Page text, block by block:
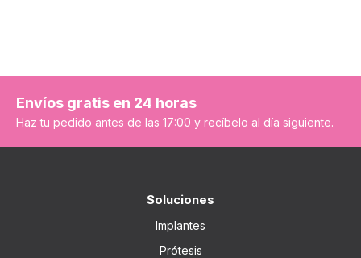
Envíos gratis en 24 horas
Haz tu pedido antes de las 17:00 y recíbelo al día siguiente.
Soluciones
Implantes
Prótesis